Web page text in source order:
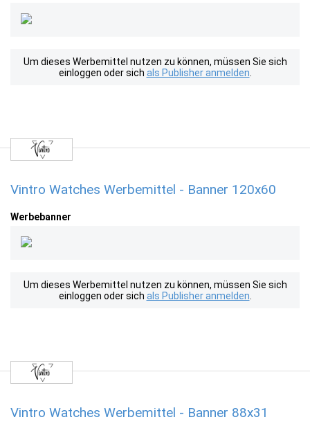
Um dieses Werbemittel nutzen zu können, müssen Sie sich
einloggen oder sich als Publisher anmelden
Vintro Watches Werbemittel - Banner 120x60
Werbebanner
Um dieses Werbemittel nutzen zu können, müssen Sie sich
einloggen oder sich als Publisher anmelden
Vintro Watches Werbemittel - Banner 88x31